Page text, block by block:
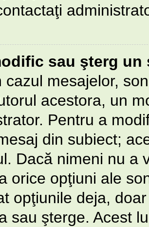
sau şterg un
cazul mesajelor,
acestora, un
Pentru a
din subiect;
Dacă nimeni nu a
orice opţiuni ale
opţiunile deja,
sau şterge. Acest